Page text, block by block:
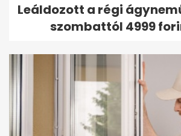
Leáldozott a régi
szombattól 4999